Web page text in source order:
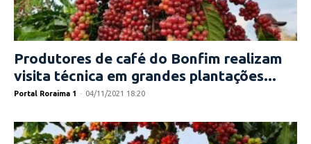
Produtores de café do Bonfim realizam
visita técnica em grandes plantações...
Portal Roraima 1 - 04/11/2021 18:20